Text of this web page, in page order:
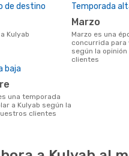
de destino
a Kulyab
Temporada
marzo
marzo es una época muy
concurrida para
según la
clientes
baja
a Kulyab según la
clientes